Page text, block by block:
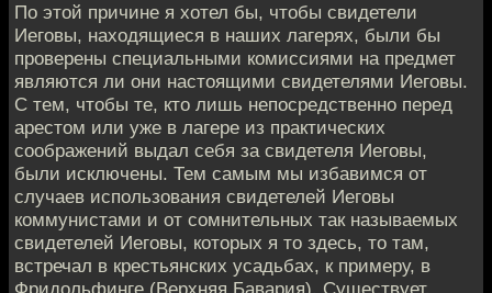
По этой причине я хотел бы, чтобы свидетели
Иеговы, находящиеся в наших лагерях, были бы
проверены специальными комиссиями на предмет
являются ли они настоящими свидетелями Иеговы.
С тем, чтобы те, кто лишь непосредственно перед
арестом или уже в лагере из практических
соображений выдал себя за свидетеля Иеговы,
были исключены. Тем самым мы избавимся от
случаев использования свидетелей Иеговы
коммунистами и от сомнительных так называемых
свидетелей Иеговы, которых я то здесь, то там,
встречал в крестьянских усадьбах, к примеру, в